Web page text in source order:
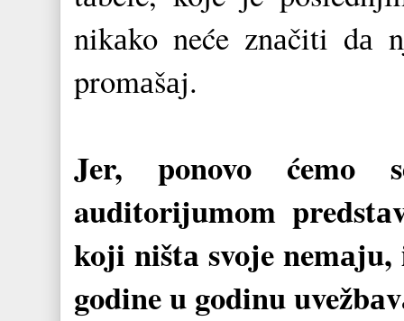
nikаko neće znаčiti dа
promаšаj.
Jer, ponovo ćemo
auditorijumom
koji ništа svoje
godine u godinu